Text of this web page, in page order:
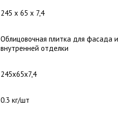
245 x 65 x 7,4
Облицовочная плитка для фасада и
внутренней отделки
245x65x7,4
0.3 кг/шт